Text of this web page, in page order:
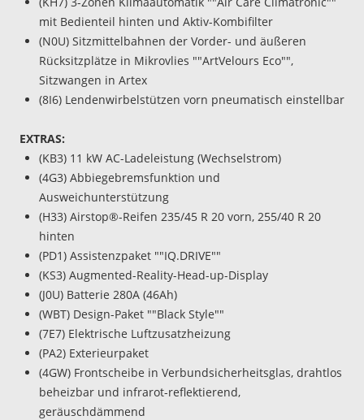
mit Bedienteil hinten und Aktiv-Kombifilter
(N0U) Sitzmittelbahnen der Vorder- und äußeren
Rücksitzplätze in Mikrovlies ""ArtVelours Eco"",
Sitzwangen in Artex
(8I6) Lendenwirbelstützen vorn pneumatisch einstellbar
EXTRAS:
(KB3) 11 kW AC-Ladeleistung (Wechselstrom)
(4G3) Abbiegebremsfunktion und
Ausweichunterstützung
(H33) Airstop®-Reifen 235/45 R 20 vorn, 255/40 R 20
hinten
(PD1) Assistenzpaket ""IQ.DRIVE""
(KS3) Augmented-Reality-Head-up-Display
(J0U) Batterie 280A (46Ah)
(WBT) Design-Paket ""Black Style""
(7E7) Elektrische Luftzusatzheizung
(PA2) Exterieurpaket
(4GW) Frontscheibe in Verbundsicherheitsglas, drahtlos
beheizbar und infrarot-reflektierend,
geräuschdämmend